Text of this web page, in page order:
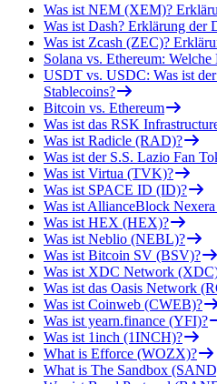
Was ist NEM (XEM)?
Was ist Dash? Erklärung der
Was ist Zcash (ZEC)?
Solana vs. Ethereum:
USDT vs. USDC: Was ist
Stablecoins?
Bitcoin vs. Ethereum
Was ist das RSK
Was ist Radicle (RAD)?
Was ist der S.S. Lazio Fan
Was ist Virtua (TVK)?
Was ist SPACE ID (ID)?
Was ist AllianceBlock
Was ist HEX (HEX)?
Was ist Neblio (NEBL)?
Was ist Bitcoin SV (BSV)?
Was ist XDC Network
Was ist das Oasis Network
Was ist Coinweb (CWEB)?
Was ist yearn.finance (YFI)?
Was ist 1inch (1INCH)?
What is Efforce (WOZX)?
What is The Sandbox